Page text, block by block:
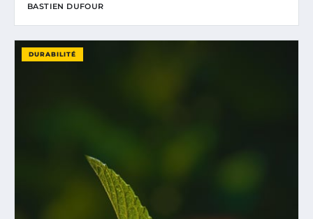
BASTIEN DUFOUR
DURABILITÉ